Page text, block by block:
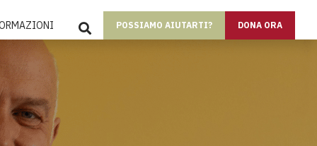
POSSIAMO AIUTARTI? DONA ORA